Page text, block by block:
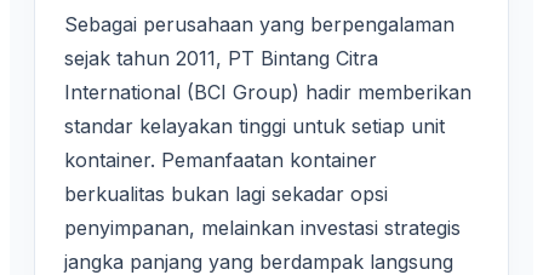
Sebagai perusahaan yang berpengalaman
sejak tahun 2011, PT Bintang Citra
International (BCI Group) hadir memberikan
standar kelayakan tinggi untuk setiap unit
kontainer. Pemanfaatan kontainer
berkualitas bukan lagi sekadar opsi
penyimpanan, melainkan investasi strategis
jangka panjang yang berdampak langsung